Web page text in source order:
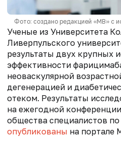
Фото: создано редакцией «МВ» с
Ученые из Университета
Ливерпульского
результаты двух крупных
эффективности
неоваскулярной
дегенерацией и
отеком. Результаты
на ежегодной
общества специалистов по
опубликованы на портале